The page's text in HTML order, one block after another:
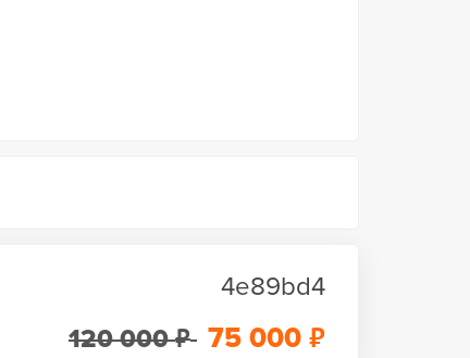
4e89bd4
120 000 ₽ 75 000 ₽